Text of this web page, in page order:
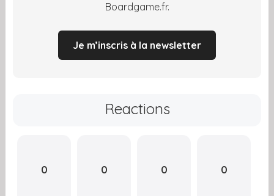
Boardgame.fr.
Je m’inscris à la newsletter
Reactions
0 0 0 0